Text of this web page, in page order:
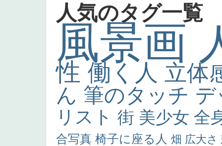
人気のタグ一覧
風景画
性 働く人 立体
ん 筆のタッチ
リスト 街 美少女 全
合写真 椅子に座る人 畑 広大さ